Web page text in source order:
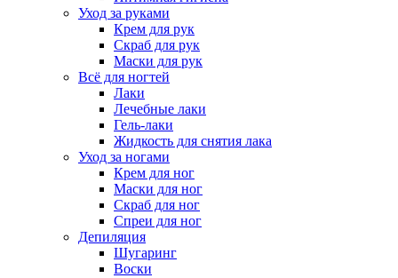
Уход за руками
Крем для рук
Скраб для рук
Маски для рук
Всё для ногтей
Лаки
Лечебные лаки
Гель-лаки
Жидкость для снятия лака
Уход за ногами
Крем для ног
Маски для ног
Скраб для ног
Спреи для ног
Депиляция
Шугаринг
Воски